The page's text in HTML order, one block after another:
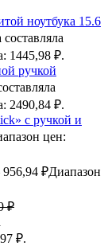
ноутбука 15.6
1445,98 ₽.
ручкой
2490,84 ₽.
с ручкой и
цен:
956,94 ₽Диапазон
₽
₽.